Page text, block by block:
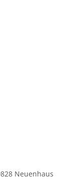
Neuenhaus